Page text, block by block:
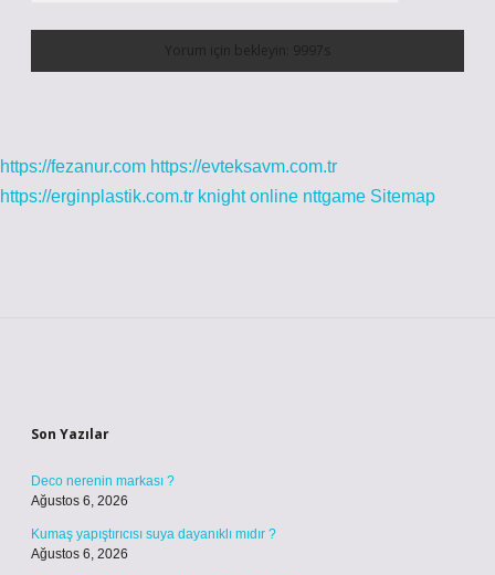
https://fezanur.com https://evteksavm.com.tr
https://erginplastik.com.tr knight online nttgame Sitemap
Son Yazılar
Deco nerenin markası ?
Ağustos 6, 2026
Kumaş yapıştırıcısı suya dayanıklı mıdır ?
Ağustos 6, 2026